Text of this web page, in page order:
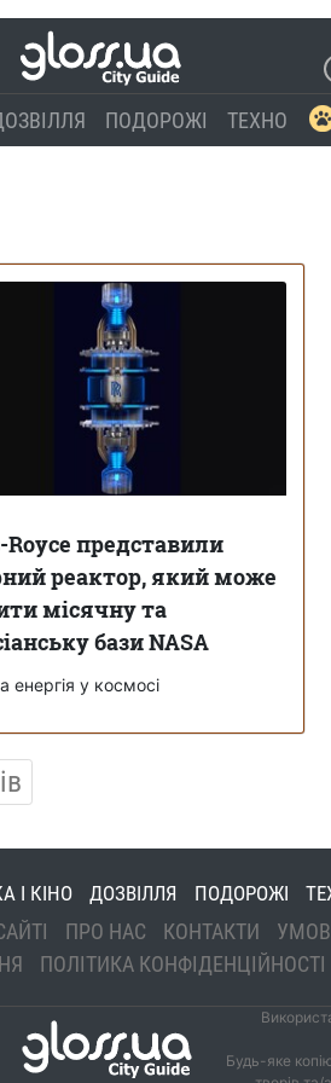
ПОДОРОЖІ ТЕХНО
Royce представили
реактор, який може
місячну та
бази NASA
енергія у космосі
І КІНО ДОЗВІЛЛЯ ПОДОРОЖІ
ПРО НАС КОНТАКТИ
ПОЛІТИКА КОНФІДЕНЦІЙНОСТІ
Будь-яке